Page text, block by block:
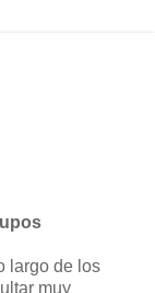
largo de los
muy